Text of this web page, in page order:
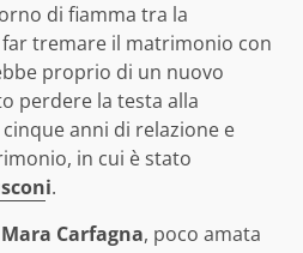
di fiamma tra la
far tremare il matrimonio con
proprio di un nuovo
perdere la testa alla
anni di relazione e
in cui è stato
i.
Mara Carfagna, poco amata